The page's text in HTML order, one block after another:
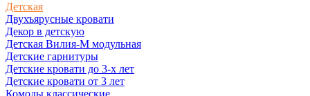
Детская
Двухъярусные кровати
Декор в детскую
Детская Вилия-М модульная
Детские гарнитуры
Детские кровати до 3-х лет
Детские кровати от 3 лет
Комоды классические